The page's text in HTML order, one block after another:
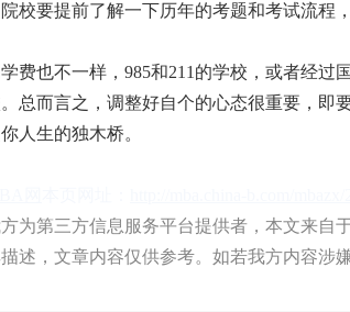
要提前了解一下历年的考题和考试流程，
也不一样，985和211的学校，或者经过
总而言之，调整好自个的心态很重要，
人生的独木桥。
第三方信息服务平台提供者，本文来自
述，文章内容仅供参考。如若我方内容涉